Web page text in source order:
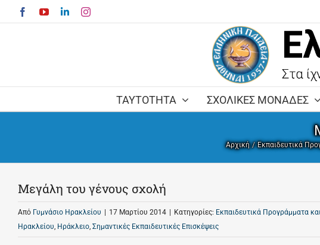
Skip
to
FacebookYouTubeLinkedInInstagram
ΤΑΥΤΟΤΗΤΑ ΣΧΟΛΙΚΕΣ ΜΟΝΑΔΕΣ
Αρχική Εκπαιδευτικά
Μεγάλη του γένους σχολή
Από Γυμνάσιο Ηρακλείου 17 Μαρτίου 2014 Κατηγορίες: Εκπαιδευτικά Προγράμματα
Ηρακλείου, Ηράκλειο, Σημαντικές Εκπαιδευτικές Επισκέψεις